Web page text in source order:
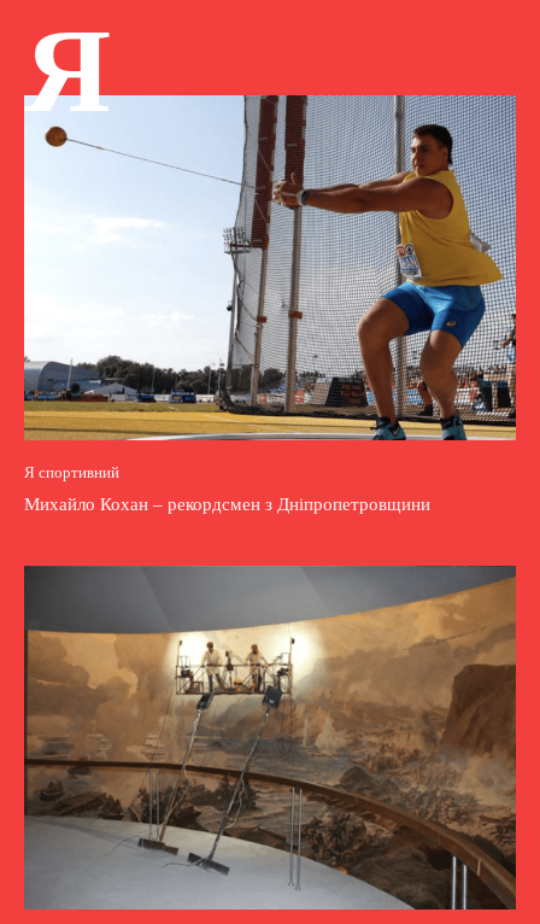
Я
Я спортивний
Михайло Кохан – рекордсмен з Дніпропетровщини